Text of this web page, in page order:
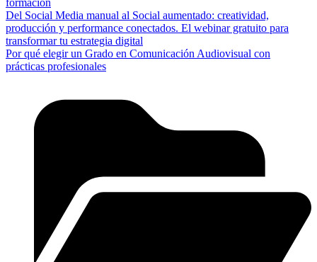
formación
Del Social Media manual al Social aumentado: creatividad,
producción y performance conectados. El webinar gratuito para
transformar tu estrategia digital
Por qué elegir un Grado en Comunicación Audiovisual con
prácticas profesionales